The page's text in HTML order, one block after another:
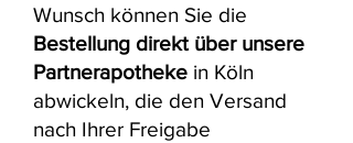
Wunsch können Sie die
Bestellung direkt über unsere
Partnerapotheke in Köln
abwickeln, die den Versand
nach Ihrer Freigabe